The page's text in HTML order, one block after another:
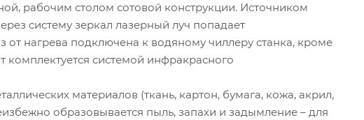
рабочим столом сотовой конструкции. Источником
систему зеркал лазерный луч попадает
от нагрева подключена к водяному чиллеру станка, кроме
комплектуется системой инфракрасного
материалов (ткань, картон, бумага, кожа, акрил,
образовывается пыль, запахи и задымление – для